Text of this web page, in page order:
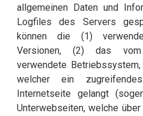
allgemeinen Daten und
Logfiles des Servers
können die (1)
Versionen, (2) das
verwendete
welcher ein
Internetseite gelangt
Unterwebseiten, welche